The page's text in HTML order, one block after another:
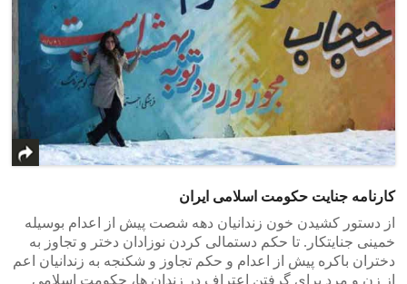
کارنامه جنایت حکومت اسلامی ایران
از دستور کشیدن خون زندانیان دهه شصت پیش از اعدام بوسیله
خمینی جنایتکار. تا حکم دستمالی کردن نوزادان دختر و تجاوز به
دختران باکره پیش از اعدام و حکم تجاوز و شکنجه به زندانیان اعم
از زن و مرد برای گرفتن اعتراف در زندان ها، حکومت اسلامی